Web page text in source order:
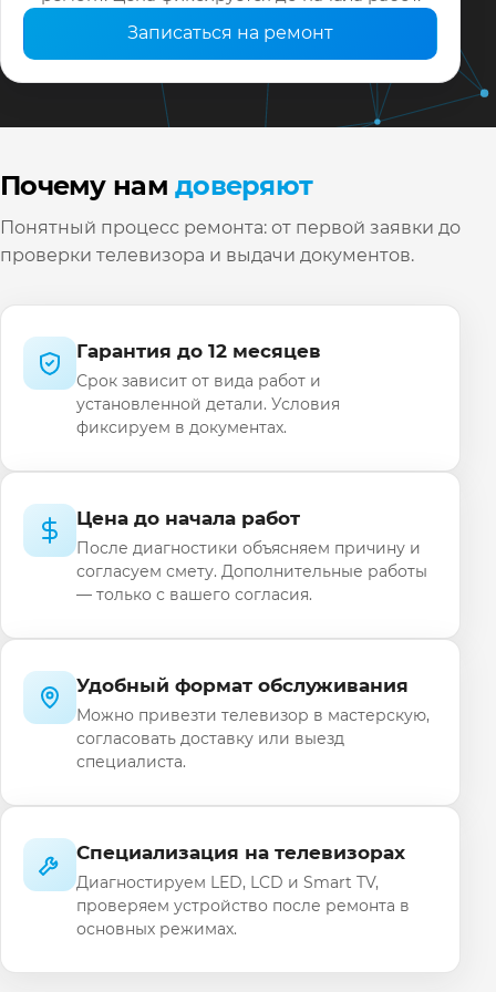
Записаться на ремонт
Почему намдоверяют
Понятный процесс ремонта: от первой заявки до
проверки телевизора и выдачи документов.
Гарантия до 12 месяцев
Срок зависит от вида работ и
установленной детали. Условия
фиксируем в документах.
Цена до начала работ
После диагностики объясняем причину и
согласуем смету. Дополнительные работы
— только с вашего согласия.
Удобный формат обслуживания
Можно привезти телевизор в мастерскую,
согласовать доставку или выезд
специалиста.
Специализация на телевизорах
Диагностируем LED, LCD и Smart TV,
проверяем устройство после ремонта в
основных режимах.